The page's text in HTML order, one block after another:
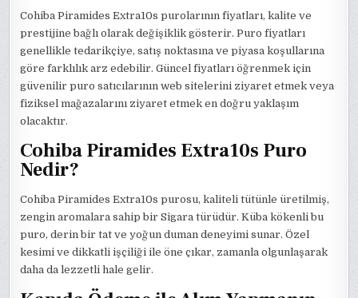
Cohiba Piramides Extra10s purolarının fiyatları, kalite ve
prestijine bağlı olarak değişiklik gösterir. Puro fiyatları
genellikle tedarikçiye, satış noktasına ve piyasa koşullarına
göre farklılık arz edebilir. Güncel fiyatları öğrenmek için
güvenilir puro satıcılarının web sitelerini ziyaret etmek veya
fiziksel mağazalarını ziyaret etmek en doğru yaklaşım
olacaktır.
Cohiba Piramides Extra10s Puro
Nedir?
Cohiba Piramides Extra10s purosu, kaliteli tütünle üretilmiş,
zengin aromalara sahip bir Sigara türüdür. Küba kökenli bu
puro, derin bir tat ve yoğun duman deneyimi sunar. Özel
kesimi ve dikkatli işçiliği ile öne çıkar, zamanla olgunlaşarak
daha da lezzetli hale gelir.